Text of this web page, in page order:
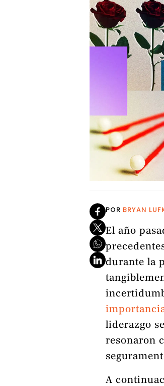
POR BRYAN
El año
durante la
liderazgo
resonaron
A